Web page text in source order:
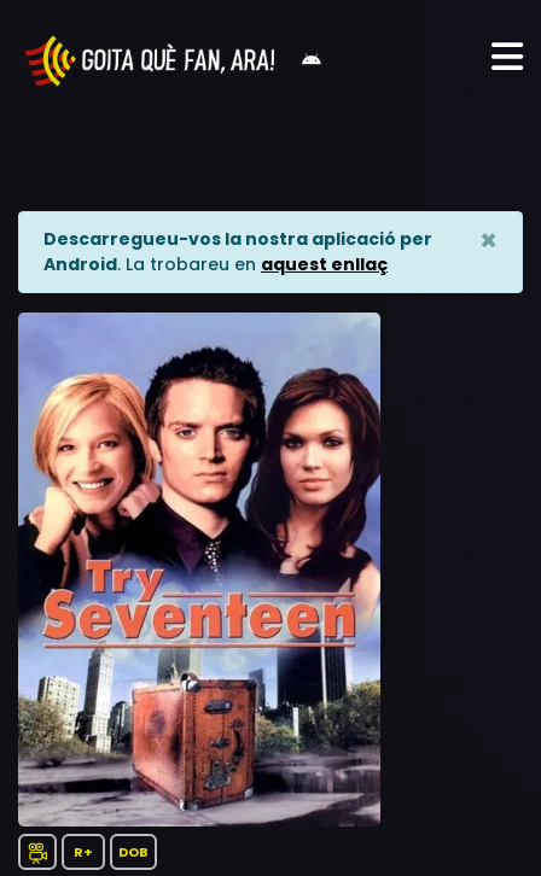
Descarregueu-vos la nostra aplicació per
Android. La trobareu en aquest enllaç
×
R+ DOB